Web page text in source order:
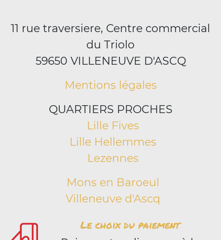
11 rue traversiere, Centre commercial
du Triolo
59650 VILLENEUVE D'ASCQ
Mentions légales
QUARTIERS PROCHES
Lille Fives
Lille Hellemmes
Lezennes
Mons en Baroeul
Villeneuve d'Ascq
Le choix du paiement